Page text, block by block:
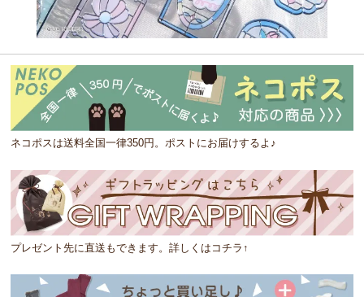
ネコポスは送料全国一律350円。ポストにお届けするよ♪
プレゼント先に直送もできます。詳しくはコチラ↑